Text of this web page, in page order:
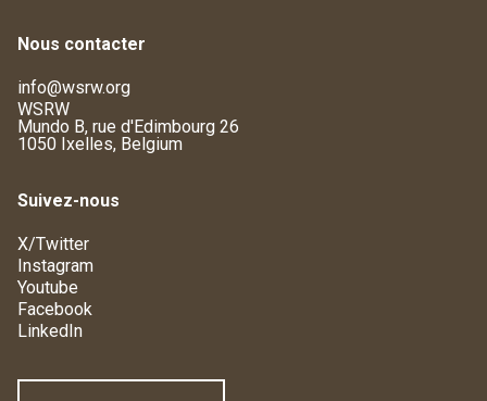
Nous contacter
info@wsrw.org
WSRW
Mundo B, rue d'Edimbourg 26
1050 Ixelles, Belgium
Suivez-nous
X/Twitter
Instagram
Youtube
Facebook
LinkedIn